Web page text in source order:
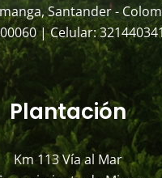
Santander -
| Celular:
Plantación
Km 113 Vía al Mar